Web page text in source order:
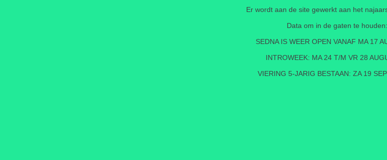
Er wordt aan de site gewerkt aan het
Data om in de gaten te houden:
SEDNA IS WEER OPEN VANAF MA 17
INTROWEEK: MA 24 T/M VR 28
VIERING 5-JARIG BESTAAN: ZA 19